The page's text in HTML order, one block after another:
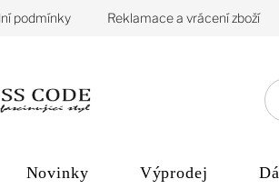
podmínky Reklamace a vrácení zboží
Novinky Výprodej